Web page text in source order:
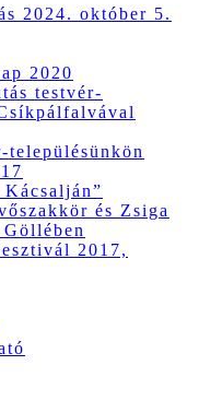
2024. október 5.
2020
testvér-
településünkön
és Zsiga
2017,